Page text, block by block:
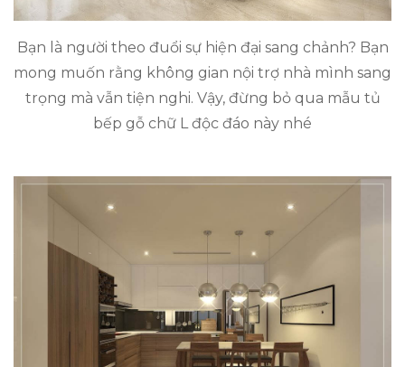
Bạn là người theo đuổi sự hiện đại sang chảnh? Bạn
mong muốn rằng không gian nội trợ nhà mình sang
trọng mà vẫn tiện nghi. Vậy, đừng bỏ qua mẫu tủ
bếp gỗ chữ L độc đáo này nhé